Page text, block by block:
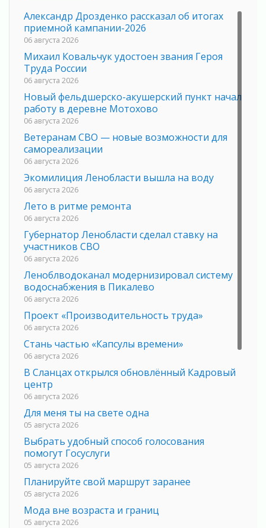
Александр Дрозденко рассказал об итогах
приемной кампании-2026
06 августа 2026
Михаил Ковальчук удостоен звания Героя
Труда России
06 августа 2026
Новый фельдшерско-акушерский пункт начал
работу в деревне Мотохово
06 августа 2026
Ветеранам СВО — новые возможности для
самореализации
06 августа 2026
Экомилиция Ленобласти вышла на воду
06 августа 2026
Лето в ритме ремонта
06 августа 2026
Губернатор Ленобласти сделал ставку на
участников СВО
06 августа 2026
Леноблводоканал модернизировал систему
водоснабжения в Пикалево
06 августа 2026
Проект «Производительность труда»
06 августа 2026
Стань частью «Капсулы времени»
06 августа 2026
В Сланцах открылся обновлённый Кадровый
центр
06 августа 2026
Для меня ты на свете одна
05 августа 2026
Выбрать удобный способ голосования
помогут Госуслуги
05 августа 2026
Планируйте свой маршрут заранее
05 августа 2026
Мода вне возраста и границ
05 августа 2026